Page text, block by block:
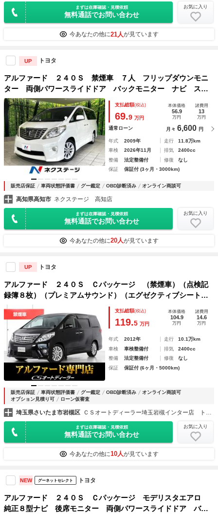
まずは在庫確認・見積依頼
無料通話でお問い合わせ
お気に入り
今あなたの他に21人が見ています
UP トヨタ
アルファード ２４０Ｓ 禁煙車 ７人 フリップダウンモニ
ター 両側パワースライドドア バックモニター ナビ スマ
ートキー リアオートエアコン ＨＩＤヘッド 純正１８イン
チアルミ ＥＴＣ フルセグＴＶ
支払総額(税込)
69.9 万円
本体価格
56.9
万円
諸費用
13
万円
通常ローン 月々 6,600 円
年式 2009年 走行
11.8万km
車検
2026年11月 排気
2400cc
整備
法定整備付 修復
なし
保証
保証付 (3ヶ月・3000km)
販売店保証 車両状態評価書 グー鑑定 OBD診断済み オンライン商談可
高知県高知市 ネクステージ 高知店
まずは在庫確認・見積依頼
無料通話でお問い合わせ
お気に入り
今あなたの他に20人が見ています
UP トヨタ
アルファード ２４０Ｓ Ｃパッケージ （禁煙車）（点検記
録簿８枚）（プレミアムサウンド）（エグゼクティブシート）
後席モニター／両側電動スライドドア／パワーバックドア／ク
リアランスソナー／クルーズコントロール／ＡＣ１００Ｖ電源
／パワーシート
支払総額(税込)
119.5 万円
本体価格
104.9
万円
諸費用
14.6
万円
年式 2012年 走行
10.1万km
車検
車検整備付 排気
2400cc
整備
法定整備付 修復
なし
保証
保証付 (6ヶ月・5000km)
販売店保証 車両状態評価書 グー鑑定 OBD診断済み
オンライン商談可
オプション見積り可
ローン仮審査
埼玉県さいたま市岩槻区
まずは在庫確認・見積依頼
無料通話でお問い合わせ
お気に入り
今あなたの他に10人が見ています
NEW グーネットセレクト トヨタ
アルファード ２４０Ｓ Ｃパッケージ モデリスタエアロ
純正８型ナビ 後席モニター 両側パワースライドドア バッ